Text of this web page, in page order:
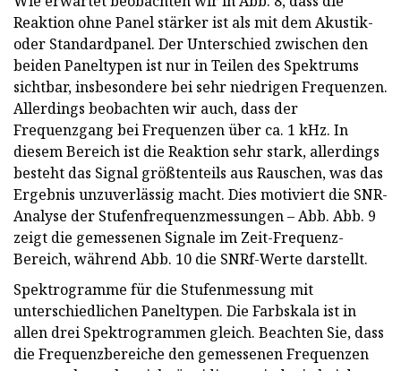
Reaktion ohne Panel stärker ist als mit dem Akustik-
oder Standardpanel. Der Unterschied zwischen den
beiden Paneltypen ist nur in Teilen des Spektrums
sichtbar, insbesondere bei sehr niedrigen Frequenzen.
Allerdings beobachten wir auch, dass der
Frequenzgang bei Frequenzen über ca. 1 kHz. In
diesem Bereich ist die Reaktion sehr stark, allerdings
besteht das Signal größtenteils aus Rauschen, was das
Ergebnis unzuverlässig macht. Dies motiviert die SNR-
Analyse der Stufenfrequenzmessungen – Abb. Abb. 9
zeigt die gemessenen Signale im Zeit-Frequenz-
Bereich, während Abb. 10 die SNRf-Werte darstellt.
Spektrogramme für die Stufenmessung mit
unterschiedlichen Paneltypen. Die Farbskala ist in
allen drei Spektrogrammen gleich. Beachten Sie, dass
die Frequenzbereiche den gemessenen Frequenzen